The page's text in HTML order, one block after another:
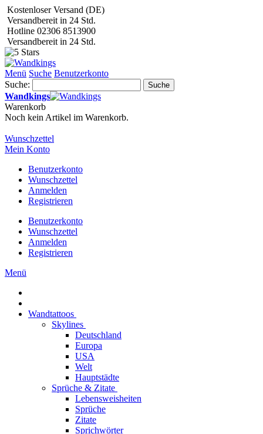
Kostenloser Versand (DE)
Versandbereit in 24 Std.
Hotline 02306 8513900
Versandbereit in 24 Std.
Menü Suche Benutzerkonto
Suche:
Suche
Wandkings
Warenkorb
Noch kein Artikel im Warenkorb.
Wunschzettel
Mein Konto
Benutzerkonto
Wunschzettel
Anmelden
Registrieren
Benutzerkonto
Wunschzettel
Anmelden
Registrieren
Menü
Wandtattoos
Skylines
Deutschland
Europa
USA
Welt
Hauptstädte
Sprüche & Zitate
Lebensweisheiten
Sprüche
Zitate
Sprichwörter